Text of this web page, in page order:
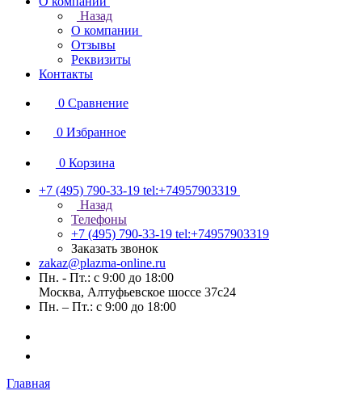
Назад
О компании
Отзывы
Реквизиты
Контакты
0 Сравнение
0 Избранное
0 Корзина
+7 (495) 790-33-19 tel:+74957903319
Назад
Телефоны
+7 (495) 790-33-19 tel:+74957903319
Заказать звонок
zakaz@plazma-online.ru
Пн. - Пт.: с 9:00 до 18:00
Москва, Алтуфьевское шоссе 37с24
Пн. – Пт.: с 9:00 до 18:00
Главная